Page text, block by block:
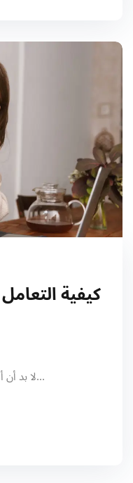
كيفية
لا بد أن أوضح لك أن كل هذه الأفكار المغلوطة...